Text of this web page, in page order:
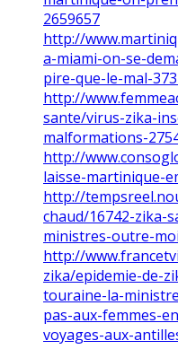
2659657
http://
a-miami-on-se-
pire-que-le-mal-
http://
sante/virus-zika-
malformations-
http://
laisse-martinique-
http://
chaud/16742-zika-
ministres-outre-
http://
zika/epidemie-de-
touraine-la-
pas-aux-femmes-
voyages-aux-